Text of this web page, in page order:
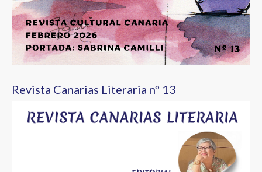
Revista Canarias Literaria nº 13